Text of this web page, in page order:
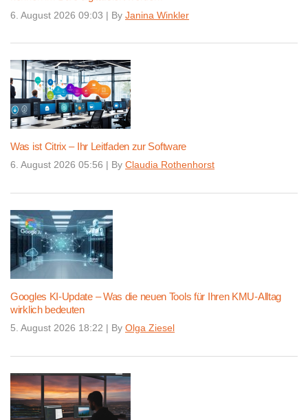
6. August 2026 09:03 | By Janina Winkler
Was ist Citrix – Ihr Leitfaden zur Software
6. August 2026 05:56 | By Claudia Rothenhorst
Googles KI-Update – Was die neuen Tools für Ihren KMU-Alltag
wirklich bedeuten
5. August 2026 18:22 | By Olga Ziesel